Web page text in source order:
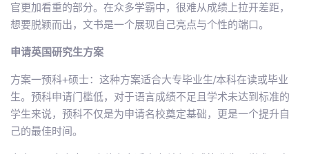
官更加看重的部分。在众多学霸中，很难从成绩上拉开差距，
想要脱颖而出，文书是一个展现自己亮点与个性的端口。
申请英国研究生方案
方案一预科+硕士：这种方案适合大专毕业生/本科在读或毕业
生。预科申请门槛低，对于语言成绩不足且学术未达到标准的
学生来说，预科不仅是为申请名校奠定基础，更是一个提升自
己的最佳时间。